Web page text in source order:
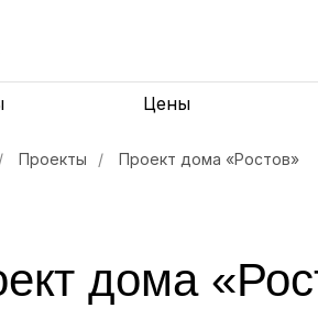
Цены
/ Проекты / Проект дома «Ростов»
дома